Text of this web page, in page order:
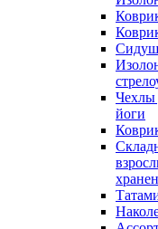
Чехлы
йоги